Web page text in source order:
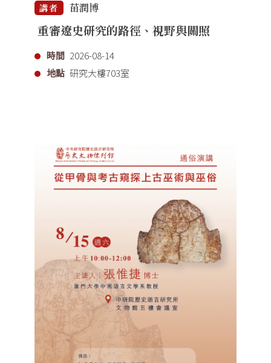
講者 苗潤博
重審遼史研究的路徑、視野與關照
時間 2026-08-14
地點 研究大樓703室